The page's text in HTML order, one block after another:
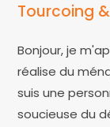
Tourcoing
Bonjour, je
réalise du
suis une
soucieuse du